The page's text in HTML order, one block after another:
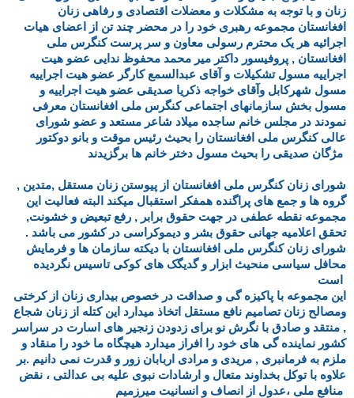
زنان و با توجه به مشکلات و معضلات اقتصادی و رفاهی زنان
افغانستان مجموعه رهبری خود را در محضر چند تن از اعضای هیات
اجرائیه هر یک محترم رسولی معاون و سر پرست کنگرس ملی
افغانستان , پروفیسور داکتر میر محمد محفوظ ندایی عضو هیت
اجراییه مسول تشکیلات و آقای عبدالسمع کارگر عضو هیت اجراییه
مسول شهرکابل وآقای خواجه ذکریا صدیقی عضو هیت اجراییه و
مسول بخش سازمانهای اجتماعی کنگرس ملی افغانستان معرفی
نمودند در مجلس خانم ساجده میلاد شاعر مستعد و عضو شورای
عالی کنگرس ملی افغانستان را بحیث رئیس موقت و بانو دوکتور
شورای زنان کنگرس ملی افغانستان از پیوستن زنان مستقل ,متدین ,
گروه ها و جمع های پراگنده همفکر استقبال میکند البته فعالیت این
مجموعه نقطه عطفی در جهت حقوق برابر , رفع تبعیض و خشونت,
تحقق اعلامیه جهانی حقوق بشر و دیموکراسی در کشور می باشد .
شورای زنان کنگرس ملی افغانستان با دیکته سازمان ها و فرمایش
محافل سیاسی منحیث ابزار و گدیگک های کوکی تاسیس نگردیده
این مجموعه با پاکیزه گی و صداقت در خصوص بیداری زنان از کرختی
ومصالح زنان تصامیم نافع مستقل اتخاذ میدارد این کتله از زنان شجاع
, منتقد و صادق با نگرش نو برای زدودن زنجیر های اسارت در سراسر
کشور نماینده گی های خود را افراز میدارد هیچگاه ما خود را منقاد و
ملزم به فرمانبری , مریدی و مرادی اربابان زور و قدرت نمی دانیم .بر
علاوه با توکل بخداوند متعال و ارشادات نبوی علیه بی عدالتی ، نقض